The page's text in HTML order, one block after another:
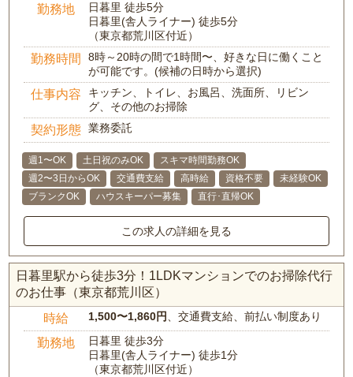
勤務地
日暮里 徒歩5分
日暮里(舎人ライナー) 徒歩5分
（東京都荒川区付近）
勤務時間
8時～20時の間で1時間〜、好きな日に働くこと
が可能です。(候補の日時から選択)
仕事内容
キッチン、トイレ、お風呂、洗面所、リビン
グ、その他のお掃除
契約形態 業務委託
週1〜OK 土日祝のみOK
スキマ時間勤務OK
週2〜3日からOK
交通費支給 高時給 資格不要
未経験OK
ブランクOK
ハウスキーパー募集 直行･直帰OK
この求人の詳細を見る
日暮里駅から徒歩3分！1LDKマンションでのお掃除代行
のお仕事（東京都荒川区）
時給 1,500〜1,860円、交通費支給、前払い制度あり
勤務地
日暮里 徒歩3分
日暮里(舎人ライナー) 徒歩1分
（東京都荒川区付近）